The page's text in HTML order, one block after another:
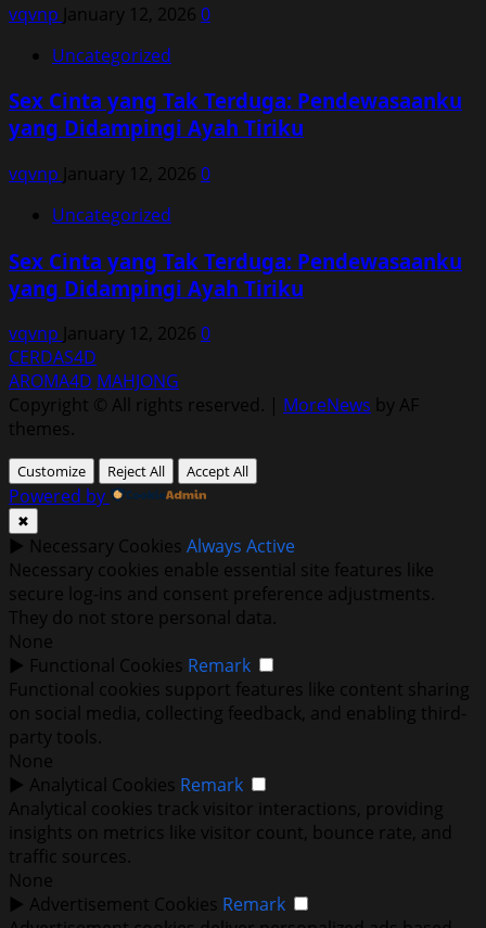
vqvnp January 12, 2026 0
Uncategorized
Sex Cinta yang Tak Terduga: Pendewasaanku
yang Didampingi Ayah Tiriku
vqvnp January 12, 2026 0
Uncategorized
Sex Cinta yang Tak Terduga: Pendewasaanku
yang Didampingi Ayah Tiriku
vqvnp January 12, 2026 0
CERDAS4D
AROMA4D MAHJONG
Copyright © All rights reserved. | MoreNews by AF
themes.
Customize Reject All Accept All
Powered by
✖
► Necessary Cookies Always Active
Necessary cookies enable essential site features like
secure log-ins and consent preference adjustments.
They do not store personal data.
None
► Functional Cookies Remark
Functional cookies support features like content sharing
on social media, collecting feedback, and enabling third-
party tools.
None
► Analytical Cookies Remark
Analytical cookies track visitor interactions, providing
insights on metrics like visitor count, bounce rate, and
traffic sources.
None
► Advertisement Cookies Remark